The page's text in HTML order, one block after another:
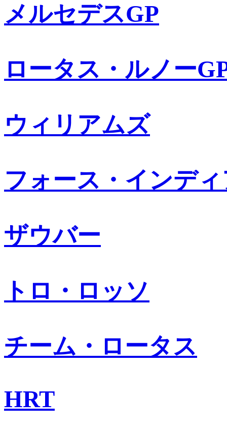
メルセデスGP
ロータス・ルノー
ウィリアムズ
フォース・インデ
ザウバー
トロ・ロッソ
チーム・ロータス
HRT